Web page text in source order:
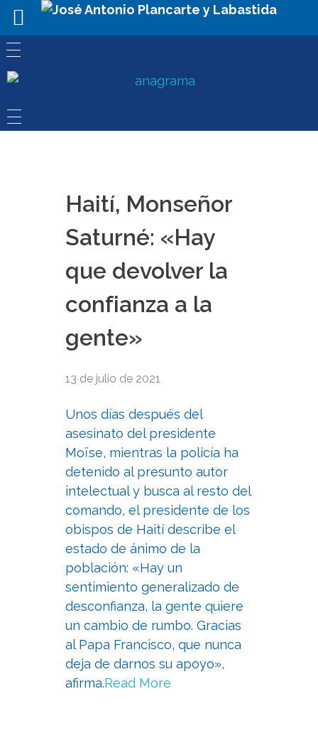
Haití, Monseñor
Saturné: «Hay
que devolver la
confianza a la
gente»
13 de julio de 2021
Unos días después del
asesinato del presidente
Moïse, mientras la policía ha
detenido al presunto autor
intelectual y busca al resto del
comando, el presidente de los
obispos de Haití describe el
estado de ánimo de la
población: «Hay un
sentimiento generalizado de
desconfianza, la gente quiere
un cambio de rumbo. Gracias
al Papa Francisco, que nunca
deja de darnos su apoyo»,
afirma.Read More